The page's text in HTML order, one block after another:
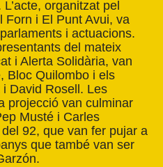
organitzat pel
Forn i El Punt Avui, va
i actuacions.
del mateix
i Alerta Solidària, van
Bloc Quilombo i els
David Rosell. Les
projecció van culminar
Musté i Carles
92, que van fer pujar a
que també van ser